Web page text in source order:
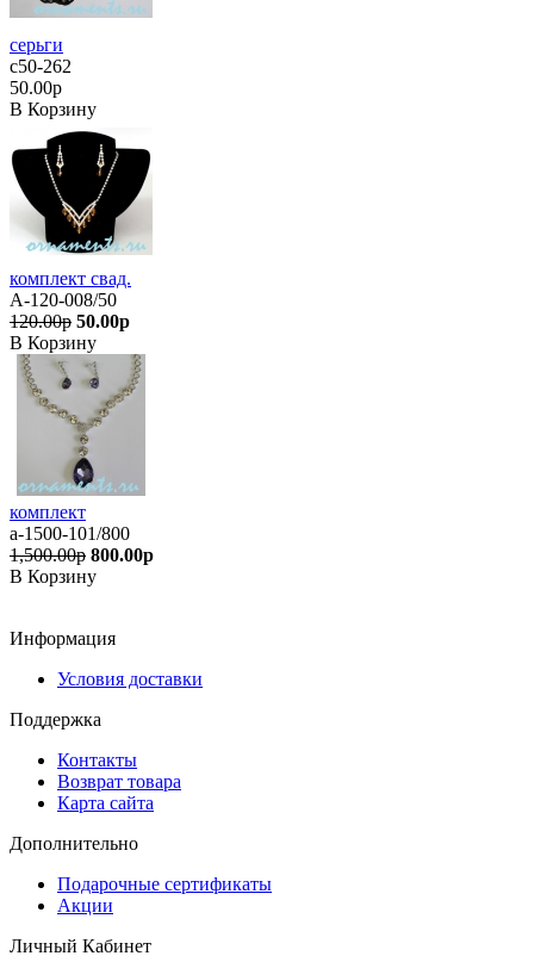
серьги
с50-262
50.00р
В Корзину
комплект свад.
А-120-008/50
120.00р 50.00р
В Корзину
комплект
а-1500-101/800
1,500.00р 800.00р
В Корзину
Информация
Условия доставки
Поддержка
Контакты
Возврат товара
Карта сайта
Дополнительно
Подарочные сертификаты
Акции
Личный Кабинет